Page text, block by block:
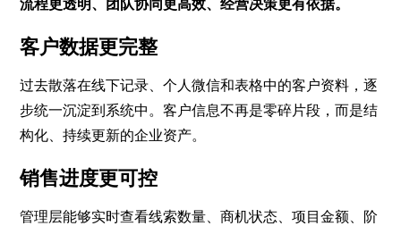
流程更透明、团队协同更高效、经营决策更有依据。
客户数据更完整
过去散落在线下记录、个人微信和表格中的客户资料，逐
步统一沉淀到系统中。客户信息不再是零碎片段，而是结
构化、持续更新的企业资产。
销售进度更可控
管理层能够实时查看线索数量、商机状态、项目金额、阶